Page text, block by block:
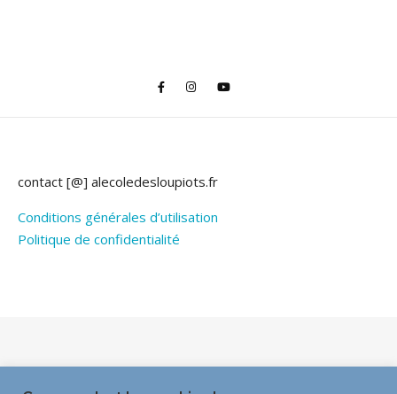
contact [@] alecoledesloupiots.fr
Conditions générales d’utilisation
Politique de confidentialité